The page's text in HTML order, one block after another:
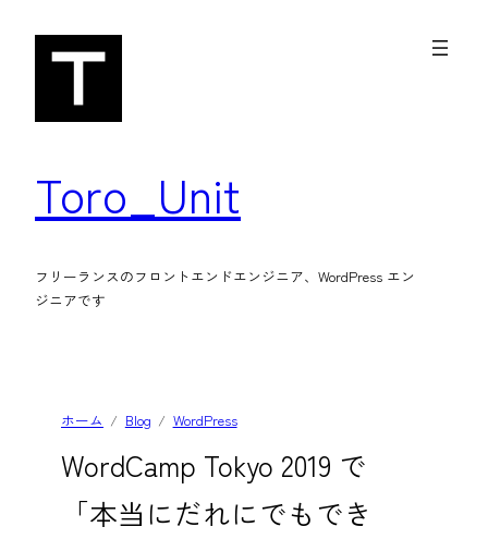
Toro_Unit
フリーランスのフロントエンドエンジニア、WordPress エン
ジニアです
ホーム Blog WordPress
WordCamp Tokyo 2019 で
「本当にだれにでもでき